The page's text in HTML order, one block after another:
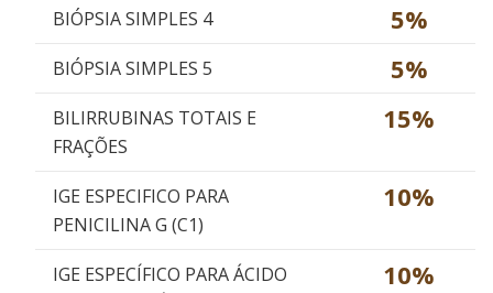
BIÓPSIA SIMPLES 4 5%
BIÓPSIA SIMPLES 5 5%
BILIRRUBINAS TOTAIS E
FRAÇÕES
15%
IGE ESPECIFICO PARA
PENICILINA G (C1)
10%
IGE ESPECÍFICO PARA ÁCIDO
10%